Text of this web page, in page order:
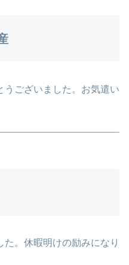
うございました。お気遣い
た。休暇明けの励みになり